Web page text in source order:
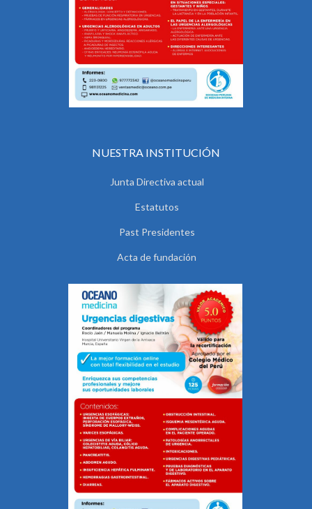
NUESTRA INSTITUCIÓN
Junta Directiva actual
Estatutos
Past Presidentes
Acta de fundación